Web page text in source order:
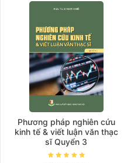
Phương pháp nghiên cứu
kinh tế & viết luận văn thạc
sĩ Quyển 3